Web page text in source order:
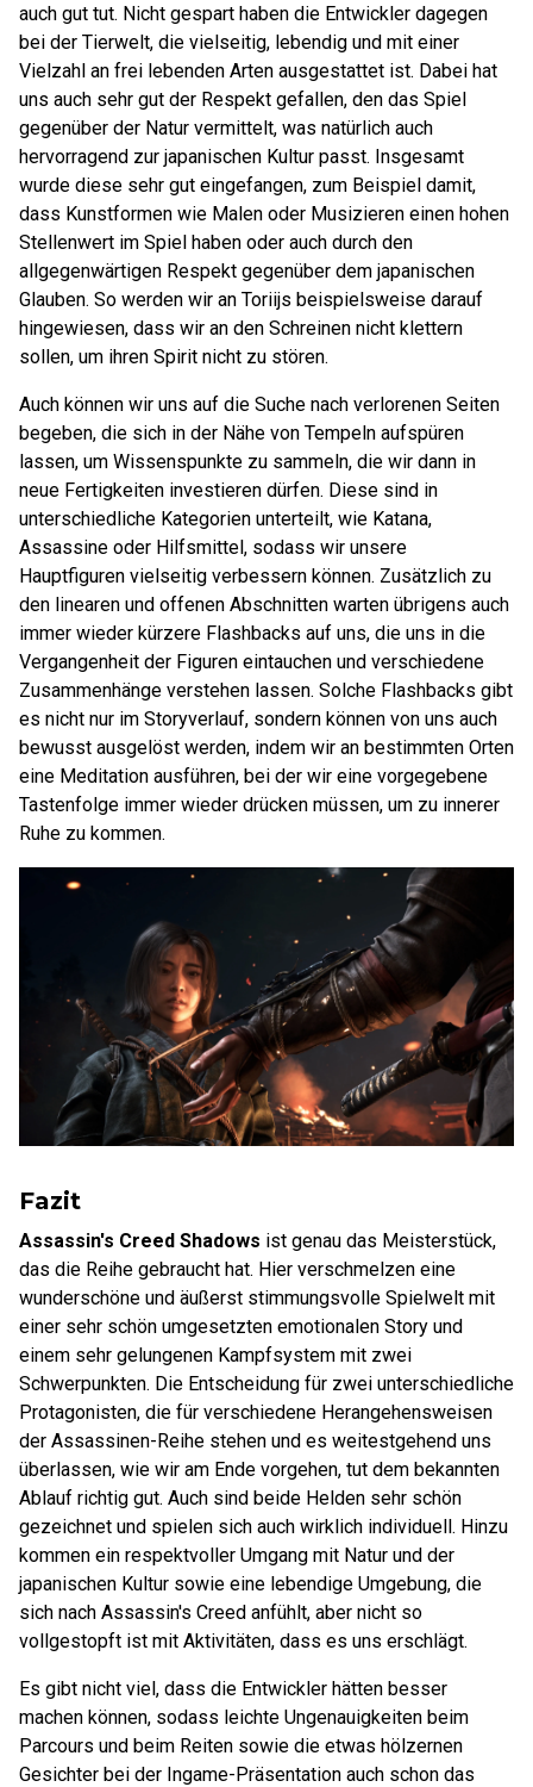
auch gut tut. Nicht gespart haben die Entwickler dagegen
bei der Tierwelt, die vielseitig, lebendig und mit einer
Vielzahl an frei lebenden Arten ausgestattet ist. Dabei hat
uns auch sehr gut der Respekt gefallen, den das Spiel
gegenüber der Natur vermittelt, was natürlich auch
hervorragend zur japanischen Kultur passt. Insgesamt
wurde diese sehr gut eingefangen, zum Beispiel damit,
dass Kunstformen wie Malen oder Musizieren einen hohen
Stellenwert im Spiel haben oder auch durch den
allgegenwärtigen Respekt gegenüber dem japanischen
Glauben. So werden wir an Toriijs beispielsweise darauf
hingewiesen, dass wir an den Schreinen nicht klettern
sollen, um ihren Spirit nicht zu stören.
Auch können wir uns auf die Suche nach verlorenen Seiten
begeben, die sich in der Nähe von Tempeln aufspüren
lassen, um Wissenspunkte zu sammeln, die wir dann in
neue Fertigkeiten investieren dürfen. Diese sind in
unterschiedliche Kategorien unterteilt, wie Katana,
Assassine oder Hilfsmittel, sodass wir unsere
Hauptfiguren vielseitig verbessern können. Zusätzlich zu
den linearen und offenen Abschnitten warten übrigens auch
immer wieder kürzere Flashbacks auf uns, die uns in die
Vergangenheit der Figuren eintauchen und verschiedene
Zusammenhänge verstehen lassen. Solche Flashbacks gibt
es nicht nur im Storyverlauf, sondern können von uns auch
bewusst ausgelöst werden, indem wir an bestimmten Orten
eine Meditation ausführen, bei der wir eine vorgegebene
Tastenfolge immer wieder drücken müssen, um zu innerer
Ruhe zu kommen.
Fazit
Assassin's Creed Shadows ist genau das Meisterstück,
das die Reihe gebraucht hat. Hier verschmelzen eine
wunderschöne und äußerst stimmungsvolle Spielwelt mit
einer sehr schön umgesetzten emotionalen Story und
einem sehr gelungenen Kampfsystem mit zwei
Schwerpunkten. Die Entscheidung für zwei unterschiedliche
Protagonisten, die für verschiedene Herangehensweisen
der Assassinen-Reihe stehen und es weitestgehend uns
überlassen, wie wir am Ende vorgehen, tut dem bekannten
Ablauf richtig gut. Auch sind beide Helden sehr schön
gezeichnet und spielen sich auch wirklich individuell. Hinzu
kommen ein respektvoller Umgang mit Natur und der
japanischen Kultur sowie eine lebendige Umgebung, die
sich nach Assassin's Creed anfühlt, aber nicht so
vollgestopft ist mit Aktivitäten, dass es uns erschlägt.
Es gibt nicht viel, dass die Entwickler hätten besser
machen können, sodass leichte Ungenauigkeiten beim
Parcours und beim Reiten sowie die etwas hölzernen
Gesichter bei der Ingame-Präsentation auch schon das